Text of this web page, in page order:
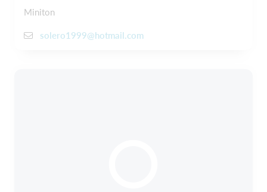
Miniton
solero1999@hotmail.com